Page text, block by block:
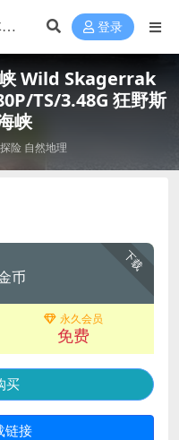
登录
Wild Skagerrak
TS/3.48G 狂野斯
峡
险 自然地理
下载
币
永久会员
免费
买
链接